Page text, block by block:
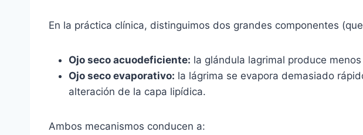
En la práctica clínica, distinguimos dos grandes componentes
Ojo seco acuodeficiente: la glándula lagrimal produce
Ojo seco evaporativo: la lágrima se evapora demasiado
alteración de la capa lipídica.
Ambos mecanismos conducen a: